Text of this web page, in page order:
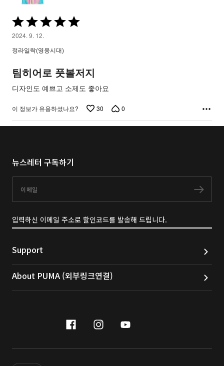
5
중
평
가
됨
2024. 9. 12.
정라일락(영웅시대)
팀히어로 풋볼저지
디자인도 예쁘고 소제도 좋아요
이 정보가 유용하셨나요? 30 0
뉴스레터 구독하기
구독
입력하신 이메일 주소로 할인코드를 발송해 드립니다.
Support
About PUMA (외부링크연결)
facebook
instagram
youtube